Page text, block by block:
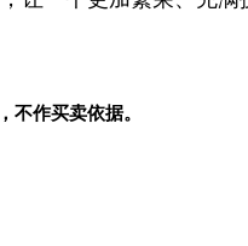
不作买卖依据。